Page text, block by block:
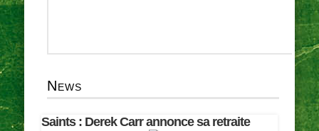
News
Saints : Derek Carr annonce sa retraite